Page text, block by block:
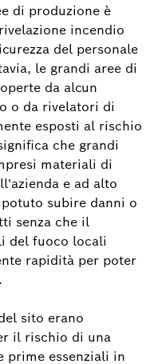
di produzione è
incendio
del personale
le grandi aree di
da alcun
o da rivelatori di
esposti al rischio
che grandi
materiali di
e ad alto
subire danni o
senza che il
del fuoco locali
rapidità per poter
sito erano
il rischio di una
prime essenziali in